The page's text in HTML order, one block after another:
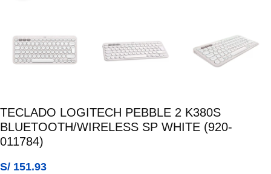
TECLADO LOGITECH PEBBLE 2 K380S
BLUETOOTH/WIRELESS SP WHITE (920-
011784)
S/ 151.93